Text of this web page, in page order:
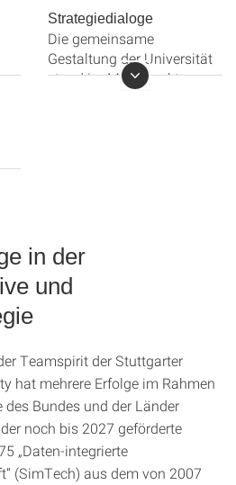
Global Glimpse
JoinUS
Strategiedialoge
Die gemeinsame
Gestaltung der Universität
stand im Mittelpunkt von
Universität Stuttgart
gemeinsam weiter zu
entwickeln. Auf der Agenda
Research“,„Wir sind Uni
Stuttgart“ und
in der
und
Teamspirit der Stuttgarter
hat mehrere Erfolge im Rahmen
Bundes und der Länder
noch bis 2027 geförderte
„Daten-integrierte
(SimTech) aus dem von 2007